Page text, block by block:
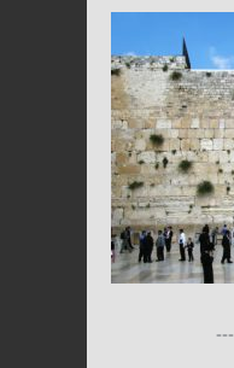
---